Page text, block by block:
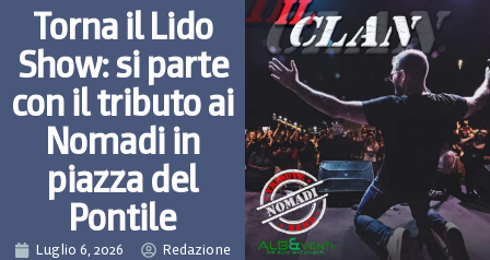
Torna il Lido
Show: si parte
con il tributo ai
Nomadi in
piazza del
Pontile
Luglio 6, 2026 Redazione